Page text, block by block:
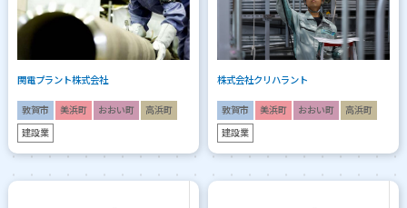
関電プラント株式会社
敦賀市 美浜町 おおい町 高浜町
建設業
株式会社クリハラント
敦賀市 美浜町 おおい町 高浜町
建設業